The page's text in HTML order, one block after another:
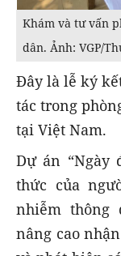
Khám và tư vấn
dân. Ảnh: VGP/
Đây là lễ ký
tác trong
tại Việt Nam.
Dự án “Ngày
thức của
nhiễm thông
nâng cao